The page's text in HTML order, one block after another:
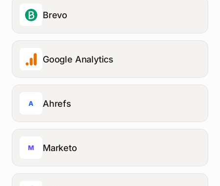
Brevo
Google Analytics
A Ahrefs
M Marketo